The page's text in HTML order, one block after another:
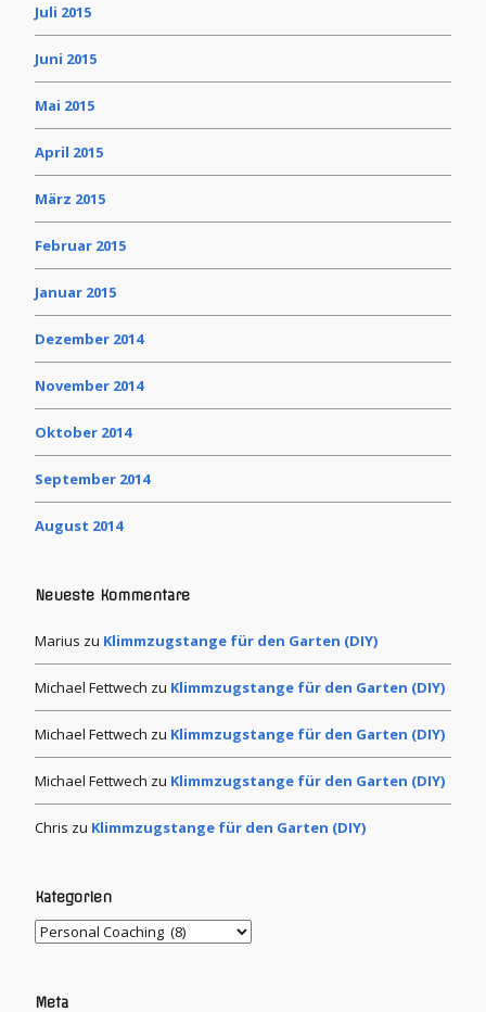
Juli 2015
Juni 2015
Mai 2015
April 2015
März 2015
Februar 2015
Januar 2015
Dezember 2014
November 2014
Oktober 2014
September 2014
August 2014
Neueste Kommentare
Marius zu Klimmzugstange für den Garten (DIY)
Michael Fettwech zu Klimmzugstange für den Garten (DIY)
Michael Fettwech zu Klimmzugstange für den Garten (DIY)
Michael Fettwech zu Klimmzugstange für den Garten (DIY)
Chris zu Klimmzugstange für den Garten (DIY)
Kategorien
Meta